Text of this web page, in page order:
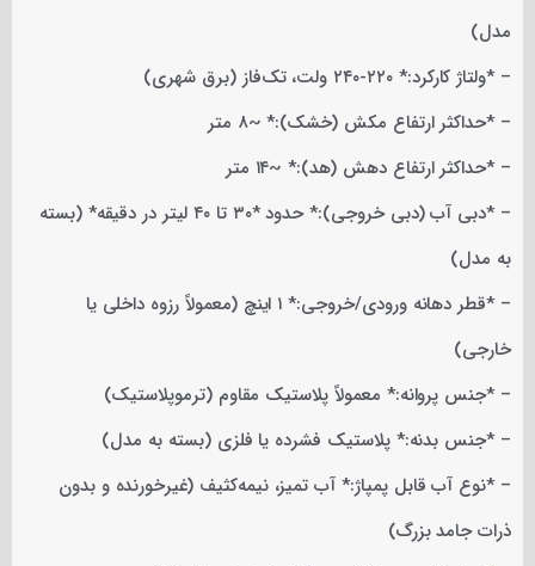
مدل)
– *ولتاژ کارکرد:* ۲۲۰-۲۴۰ ولت، تک‌فاز (برق شهری)
– *حداکثر ارتفاع مکش (خشک):* ~۸ متر
– *حداکثر ارتفاع دهش (هد):* ~۱۴ متر
– *دبی آب (دبی خروجی):* حدود *۳۰ تا ۴۰ لیتر در دقیقه* (بسته
به مدل)
– *قطر دهانه ورودی/خروجی:* ۱ اینچ (معمولاً رزوه داخلی یا
خارجی)
– *جنس پروانه:* معمولاً پلاستیک مقاوم (ترموپلاستیک)
– *جنس بدنه:* پلاستیک فشرده یا فلزی (بسته به مدل)
– *نوع آب قابل پمپاژ:* آب تمیز، نیمه‌کثیف (غیرخورنده و بدون
ذرات جامد بزرگ)